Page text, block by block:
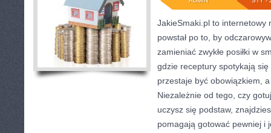
JakieSmaki.pl to internetowy
powstał po to, by
zamieniać zwykłe posiłki w
gdzie receptury spotykają
przestaje być obowiązkiem,
Niezależnie od tego, czy
uczysz się podstaw,
pomagają gotować pewniej i